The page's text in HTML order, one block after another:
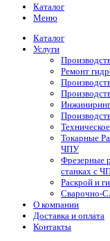
Каталог
Меню
Каталог
Услуги
Ремонт
Инжиниринг
Токарные
ЧПУ
Фрезерные
станках с
Раскрой и
Сварочно-
О компании
Доставка и оплата
Контакты